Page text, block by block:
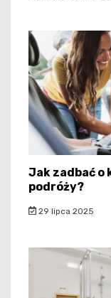
Jak zadbać o
podróży?
29 lipca 2025